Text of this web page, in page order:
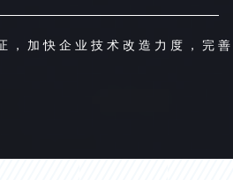
，加快企业技术改造力度，完